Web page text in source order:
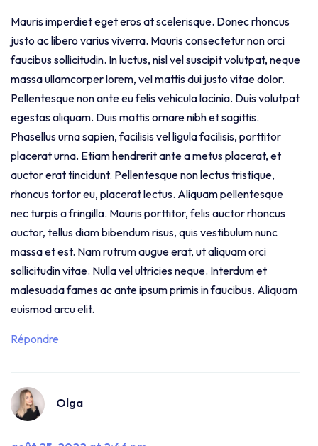
Mauris imperdiet eget eros at scelerisque. Donec rhoncus
justo ac libero varius viverra. Mauris consectetur non orci
faucibus sollicitudin. In luctus, nisl vel suscipit volutpat, neque
massa ullamcorper lorem, vel mattis dui justo vitae dolor.
Pellentesque non ante eu felis vehicula lacinia. Duis volutpat
egestas aliquam. Duis mattis ornare nibh et sagittis.
Phasellus urna sapien, facilisis vel ligula facilisis, porttitor
placerat urna. Etiam hendrerit ante a metus placerat, et
auctor erat tincidunt. Pellentesque non lectus tristique,
rhoncus tortor eu, placerat lectus. Aliquam pellentesque
nec turpis a fringilla. Mauris porttitor, felis auctor rhoncus
auctor, tellus diam bibendum risus, quis vestibulum nunc
massa et est. Nam rutrum augue erat, ut aliquam orci
sollicitudin vitae. Nulla vel ultricies neque. Interdum et
malesuada fames ac ante ipsum primis in faucibus. Aliquam
euismod arcu elit.
Répondre
Olga